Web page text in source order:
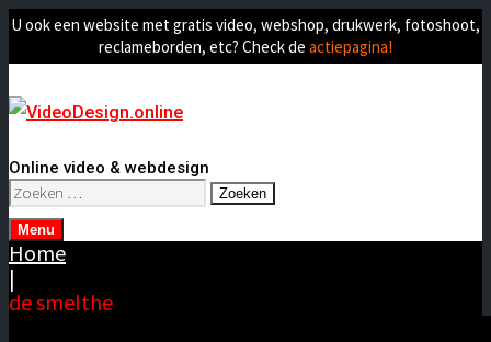
U ook een website met gratis video, webshop, drukwerk, fotoshoot,
reclameborden, etc? Check de actiepagina!
Online video & webdesign
Zoeken
naar:
Menu
Home
|
de smelthe